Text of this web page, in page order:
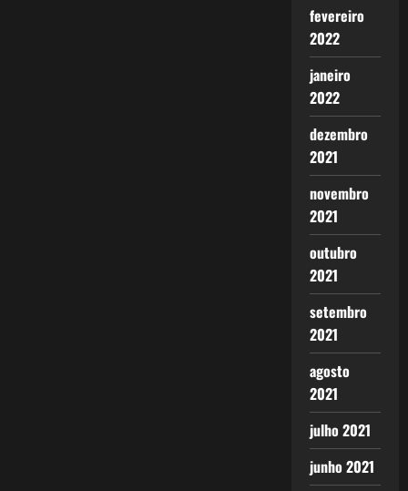
fevereiro
2022
janeiro
2022
dezembro
2021
novembro
2021
outubro
2021
setembro
2021
agosto
2021
julho 2021
junho 2021